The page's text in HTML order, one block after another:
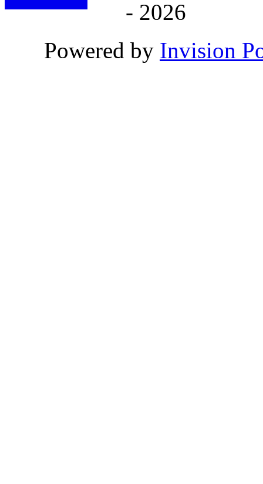
- 2026
Powered by Invision